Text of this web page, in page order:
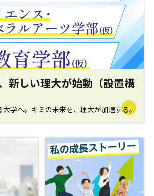
新しい理大が始動（設置構
大学へ。キミの未来を、理大が加速する。